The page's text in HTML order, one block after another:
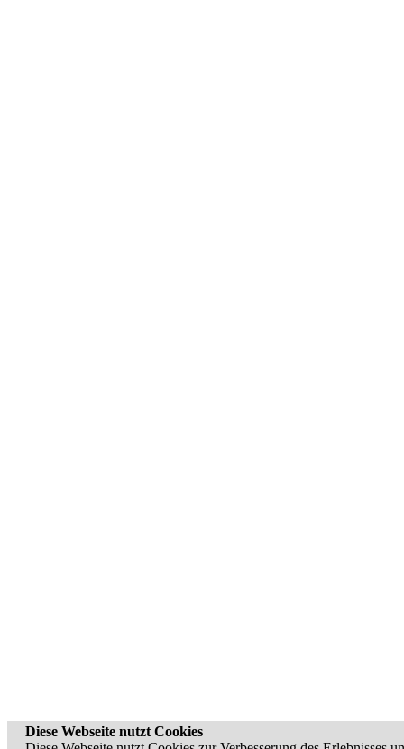
Diese Webseite nutzt Cookies